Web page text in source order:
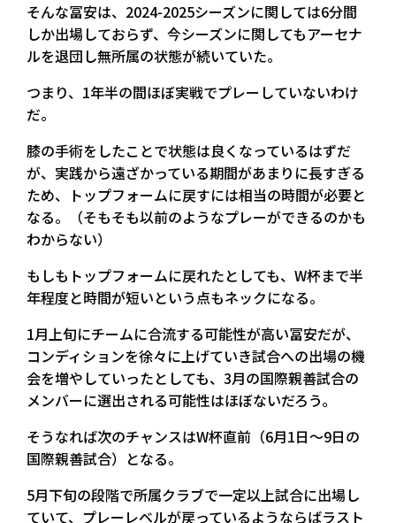
そんな冨安は、2024-2025シーズンに関しては6分間
しか出場しておらず、今シーズンに関してもアーセナ
ルを退団し無所属の状態が続いていた。
つまり、1年半の間ほぼ実戦でプレーしていないわけ
だ。
膝の手術をしたことで状態は良くなっているはずだ
が、実践から遠ざかっている期間があまりに長すぎる
ため、トップフォームに戻すには相当の時間が必要と
なる。（そもそも以前のようなプレーができるのかも
わからない）
もしもトップフォームに戻れたとしても、W杯まで半
年程度と時間が短いという点もネックになる。
1月上旬にチームに合流する可能性が高い冨安だが、
コンディションを徐々に上げていき試合への出場の機
会を増やしていったとしても、3月の国際親善試合の
メンバーに選出される可能性はほぼないだろう。
そうなれば次のチャンスはW杯直前（6月1日～9日の
国際親善試合）となる。
5月下旬の段階で所属クラブで一定以上試合に出場し
ていて、プレーレベルが戻っているようならばラスト